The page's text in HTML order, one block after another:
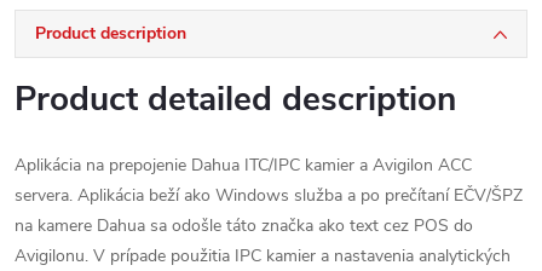
Product description
Product detailed description
Aplikácia na prepojenie Dahua ITC/IPC kamier a Avigilon ACC
servera. Aplikácia beží ako Windows služba a po prečítaní EČV/ŠPZ
na kamere Dahua sa odošle táto značka ako text cez POS do
Avigilonu. V prípade použitia IPC kamier a nastavenia analytických